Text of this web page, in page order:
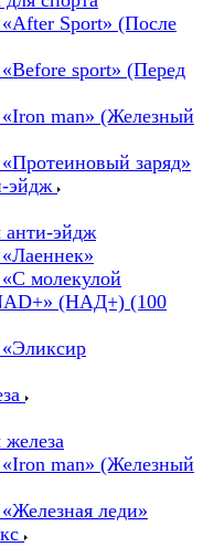
Sport» (После
sport» (Перед
man» (Железный
заряд»
эйдж
эйдж
молекулой
(НАД+) (100
man» (Железный
леди»